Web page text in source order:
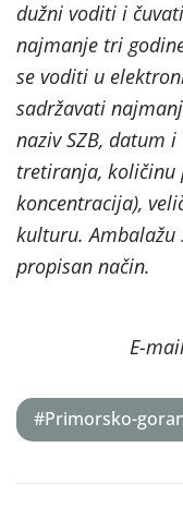
dužni voditi i
najmanje tri
se voditi u
sadržavati
naziv SZB, datum
tretiranja, količinu
koncentracija),
kulturu.
propisan način.
E-
#Primorsko-